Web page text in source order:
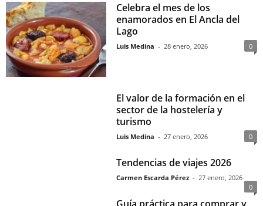
Celebra el mes de los
enamorados en El Ancla del
Lago
Luis Medina - 28 enero, 2026 0
El valor de la formación en el
sector de la hostelería y
turismo
Luis Medina - 27 enero, 2026 0
Tendencias de viajes 2026
Carmen Escarda Pérez - 27 enero, 2026
0